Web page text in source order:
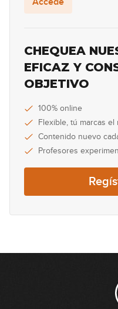
08:10
05:39
05:42
10:52
(No
4
CHEQUEA
EFICAZ Y
OBJETIVO
100% online
Flexible, tú marcas el
Contenido nuevo
Profesores